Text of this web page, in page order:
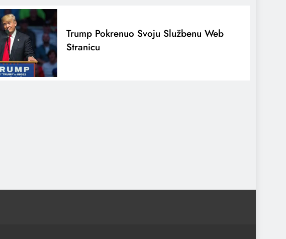
Trump Pokrenuo Svoju Službenu Web
Stranicu